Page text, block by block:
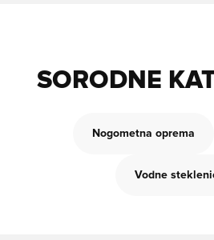
SORODNE
Nogometna oprema
Vodne